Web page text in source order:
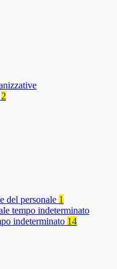
2
del personale 1
tempo indeterminato
indeterminato 14